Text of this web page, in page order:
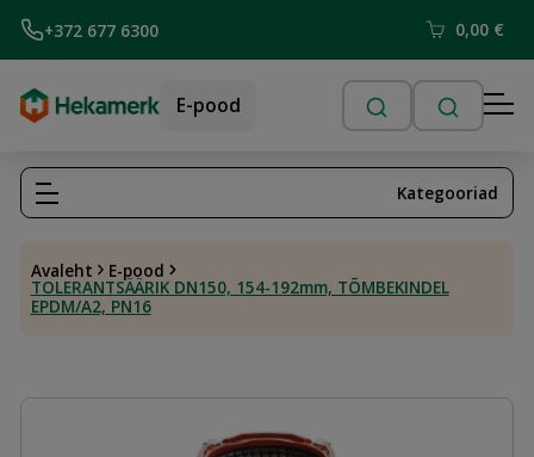
+372 677 6300 0,00 €
E-pood
Avaleht E-pood
TOLERANTSÄÄRIK DN150, 154-192mm, TÕMBEKINDEL
EPDM/A2, PN16
Kategooriad